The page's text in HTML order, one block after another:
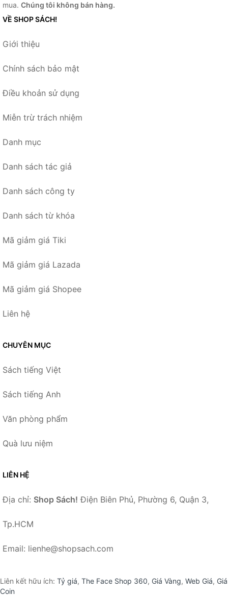
mua. Chúng tôi không bán hàng.
VỀ SHOP SÁCH!
Giới thiệu
Chính sách bảo mật
Điều khoản sử dụng
Miễn trừ trách nhiệm
Danh mục
Danh sách tác giả
Danh sách công ty
Danh sách từ khóa
Mã giảm giá Tiki
Mã giảm giá Lazada
Mã giảm giá Shopee
Liên hệ
CHUYÊN MỤC
Sách tiếng Việt
Sách tiếng Anh
Văn phòng phẩm
Quà lưu niệm
LIÊN HỆ
Địa chỉ: Shop Sách! Điện Biên Phủ, Phường 6, Quận 3,
Tp.HCM
Email: lienhe@shopsach.com
Liên kết hữu ích: Tỷ giá, The Face Shop 360, Giá Vàng, Web Giá, Giá
Coin